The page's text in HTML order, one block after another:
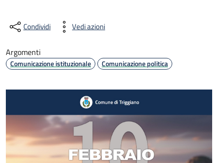
Condividi Vedi azioni
Argomenti
Comunicazione istituzionale Comunicazione politica